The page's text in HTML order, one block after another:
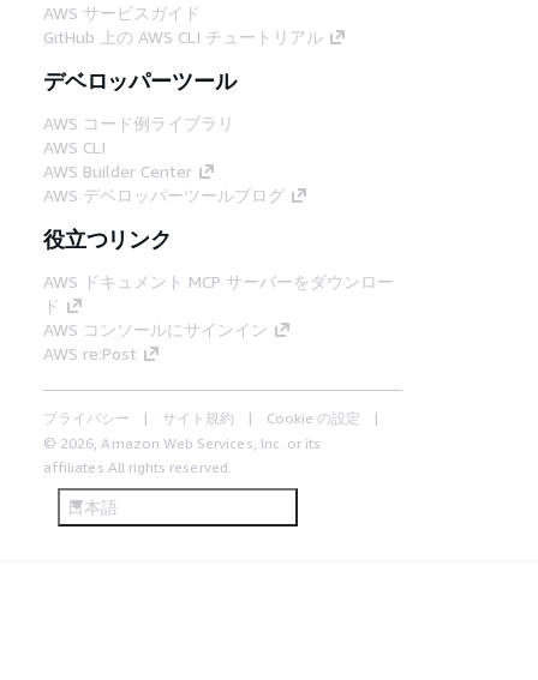
AWS サービスガイド
GitHub 上の AWS CLI チュートリアル
デベロッパーツール
AWS コード例ライブラリ
AWS CLI
AWS Builder Center
AWS デベロッパーツールブログ
役立つリンク
AWS ドキュメント MCP サーバーをダウンロー
ド
AWS コンソールにサインイン
AWS re:Post
プライバシー サイト規約
Cookie の設定
© 2026, Amazon Web Services, Inc. or its
affiliates.All rights reserved.
日本語